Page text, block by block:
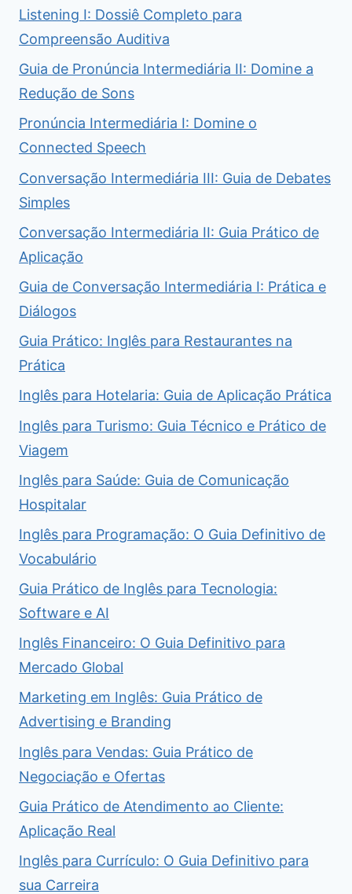
Listening I: Dossiê Completo para
Compreensão Auditiva
Guia de Pronúncia Intermediária II: Domine a
Redução de Sons
Pronúncia Intermediária I: Domine o
Connected Speech
Conversação Intermediária III: Guia de Debates
Simples
Conversação Intermediária II: Guia Prático de
Aplicação
Guia de Conversação Intermediária I: Prática e
Diálogos
Guia Prático: Inglês para Restaurantes na
Prática
Inglês para Hotelaria: Guia de Aplicação Prática
Inglês para Turismo: Guia Técnico e Prático de
Viagem
Inglês para Saúde: Guia de Comunicação
Hospitalar
Inglês para Programação: O Guia Definitivo de
Vocabulário
Guia Prático de Inglês para Tecnologia:
Software e AI
Inglês Financeiro: O Guia Definitivo para
Mercado Global
Marketing em Inglês: Guia Prático de
Advertising e Branding
Inglês para Vendas: Guia Prático de
Negociação e Ofertas
Guia Prático de Atendimento ao Cliente:
Aplicação Real
Inglês para Currículo: O Guia Definitivo para
sua Carreira